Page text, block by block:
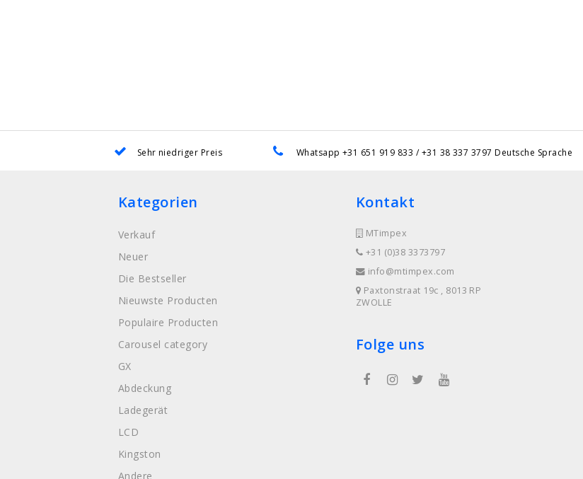
Sehr niedriger Preis Whatsapp +31 651 919 833 / +31 38 337 3797 Deutsche Sprache
Kategorien
Verkauf
Neuer
Die Bestseller
Nieuwste Producten
Populaire Producten
Carousel category
GX
Abdeckung
Ladegerät
LCD
Kingston
Andere
Kontakt
MTimpex
+31 (0)38 3373797
info@mtimpex.com
Paxtonstraat 19c , 8013 RP
ZWOLLE
Folge uns